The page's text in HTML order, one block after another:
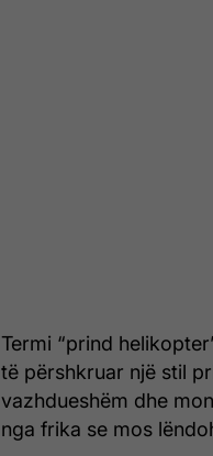
Termi “prind
të përshkruar një stil
vazhdueshëm dhe
nga frika se mos